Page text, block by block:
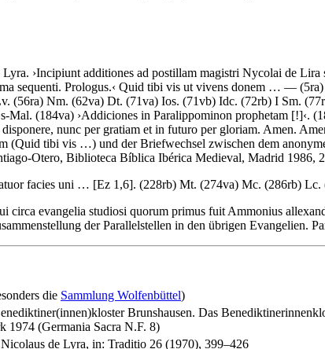
Lyra. ›Incipiunt additiones ad postillam magistri Nycolai de Lira
sequenti. Prologus.‹ Quid tibi vis ut vivens donem … — (5ra)
(56ra) Nm. (62va) Dt. (71va) Ios. (71vb) Idc. (72rb) I Sm.
Mal. (184va) ›Addiciones in Paralippominon prophetam [!]‹.
nunc per gratiam et in futuro per gloriam. Amen.
(Quid tibi vis …) und der Briefwechsel zwischen dem
Otero, Biblioteca Bíblica Ibérica Medieval, Madrid 1986,
facies uni … [Ez 1,6]. (228rb) Mt. (274va) Mc. (286rb) Lc.
circa evangelia studiosi quorum primus fuit Ammonius
der Parallelstellen in den übrigen Evangelien.
die Sammlung Wolfenbüttel)
Brunshausen. Das
1974 (Germania Sacra N.F. 8)
de Lyra, in: Traditio 26 (1970), 399–426